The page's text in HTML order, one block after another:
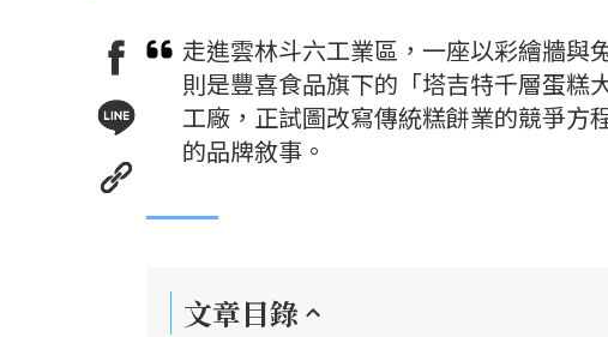
走進雲林斗六工業區，一座以彩繪牆與
則是豐喜食品旗下的「塔吉特千層蛋糕
工廠，正試圖改寫傳統糕餅業的競爭方
的品牌敘事。
文章目錄